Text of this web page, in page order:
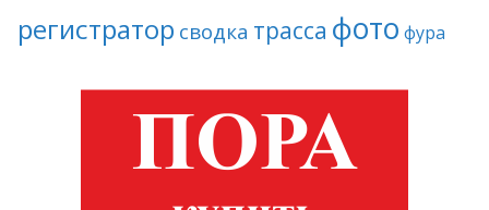
регистратор сводка трасса фото фура